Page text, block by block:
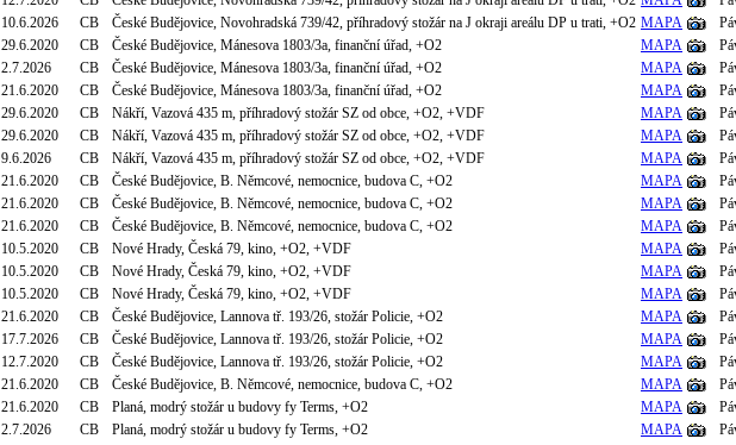
10.6.2026 CB České Budějovice, Novohradská 739/42, příhradový stožár na J okraji areálu DP u trati, +O2 MAPA
29.6.2020 CB České Budějovice, Mánesova 1803/3a, finanční úřad, +O2 MAPA
2.7.2026 CB České Budějovice, Mánesova 1803/3a, finanční úřad, +O2 MAPA
21.6.2020 CB České Budějovice, Mánesova 1803/3a, finanční úřad, +O2 MAPA
29.6.2020 CB Nákří, Vazová 435 m, příhradový stožár SZ od obce, +O2, +VDF MAPA
29.6.2020 CB Nákří, Vazová 435 m, příhradový stožár SZ od obce, +O2, +VDF MAPA
9.6.2026 CB Nákří, Vazová 435 m, příhradový stožár SZ od obce, +O2, +VDF MAPA
21.6.2020 CB České Budějovice, B. Němcové, nemocnice, budova C, +O2 MAPA
21.6.2020 CB České Budějovice, B. Němcové, nemocnice, budova C, +O2 MAPA
21.6.2020 CB České Budějovice, B. Němcové, nemocnice, budova C, +O2 MAPA
10.5.2020 CB Nové Hrady, Česká 79, kino, +O2, +VDF MAPA
10.5.2020 CB Nové Hrady, Česká 79, kino, +O2, +VDF MAPA
10.5.2020 CB Nové Hrady, Česká 79, kino, +O2, +VDF MAPA
21.6.2020 CB České Budějovice, Lannova tř. 193/26, stožár Policie, +O2 MAPA
17.7.2026 CB České Budějovice, Lannova tř. 193/26, stožár Policie, +O2 MAPA
12.7.2020 CB České Budějovice, Lannova tř. 193/26, stožár Policie, +O2 MAPA
21.6.2020 CB České Budějovice, B. Němcové, nemocnice, budova C, +O2 MAPA
21.6.2020 CB Planá, modrý stožár u budovy fy Terms, +O2 MAPA
2.7.2026 CB Planá, modrý stožár u budovy fy Terms, +O2 MAPA